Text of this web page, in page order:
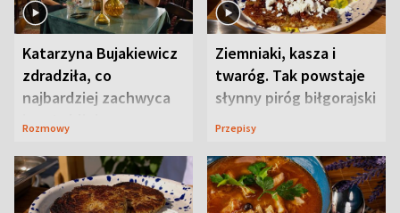
Katarzyna Bujakiewicz
zdradziła, co
najbardziej zachwyca
ją w Lublinie
Rozmowy
Ziemniaki, kasza i
twaróg. Tak powstaje
słynny piróg biłgorajski
Przepisy